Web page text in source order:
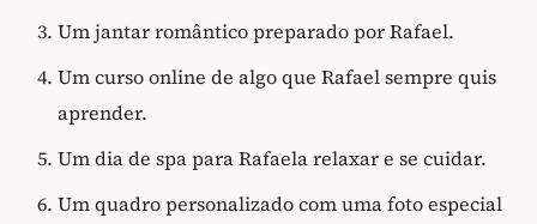
Um jantar romântico preparado por Rafael.
Um curso online de algo que Rafael sempre quis
aprender.
Um dia de spa para Rafaela relaxar e se cuidar.
Um quadro personalizado com uma foto especial